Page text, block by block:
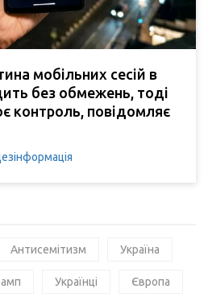
мобільних сесій в
без обмежень, тоді
контроль, повідомляє
Антисемітизм Україна
Українці Європа